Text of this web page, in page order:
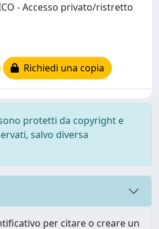
- Accesso privato/ristretto
Richiedi una copia
protetti da copyright e
salvo diversa
per citare o creare un